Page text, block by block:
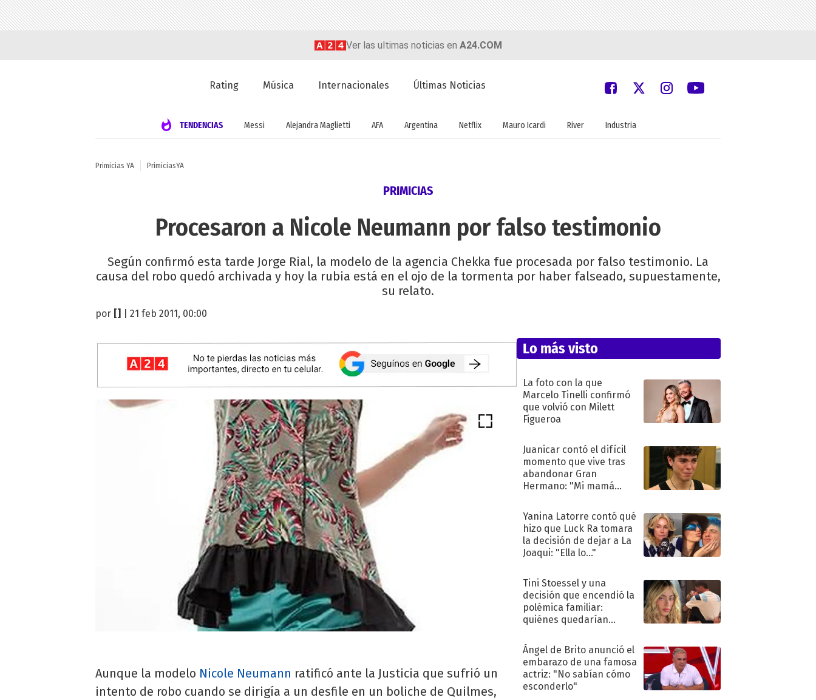
Ver las ultimas noticias en A24.COM
Rating Música Internacionales Últimas Noticias
TENDENCIAS Messi Alejandra Maglietti AFA Argentina Netflix Mauro Icardi River Industria
Primicias YA PrimiciasYA
PRIMICIAS
Procesaron a Nicole Neumann por falso testimonio
Según confirmó esta tarde Jorge Rial, la modelo de la agencia Chekka fue procesada por falso testimonio. La
causa del robo quedó archivada y hoy la rubia está en el ojo de la tormenta por haber falseado, supuestamente,
su relato.
por | 21 feb 2011, 00:00
Aunque la modelo Nicole Neumann ratificó ante la Justicia que sufrió un
intento de robo cuando se dirigía a un desfile en un boliche de Quilmes,
Lo más visto
La foto con la que
Marcelo Tinelli confirmó
que volvió con Milett
Figueroa
Juanicar contó el difícil
momento que vive tras
abandonar Gran
Hermano: "Mi mamá
Yanina Latorre contó qué
hizo que Luck Ra tomara
la decisión de dejar a La
Joaqui: "Ella lo..."
Tini Stoessel y una
decisión que encendió la
polémica familiar:
quiénes quedarían
Ángel de Brito anunció el
embarazo de una famosa
actriz: "No sabían cómo
esconderlo"